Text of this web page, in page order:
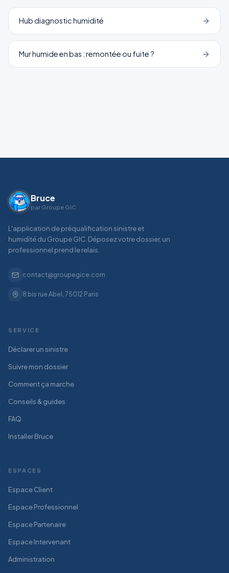
Hub diagnostic humidité
Mur humide en bas : remontée ou fuite ?
Bruce
par Groupe GIC
L'application de préqualification sinistre et
humidité du Groupe GIC. Déposez votre dossier, un
professionnel prend le relais.
contact@groupegice.com
8 bis rue Abel, 75012 Paris
SERVICE
Déclarer un sinistre
Suivre mon dossier
Comment ça marche
Conseils & guides
FAQ
Installer Bruce
ESPACES
Espace Client
Espace Professionnel
Espace Partenaire
Espace Intervenant
Administration